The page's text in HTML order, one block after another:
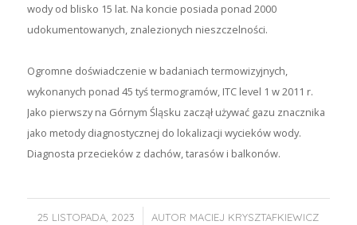
wody od blisko 15 lat. Na koncie posiada ponad 2000
udokumentowanych, znalezionych nieszczelności.
Ogromne doświadczenie w badaniach termowizyjnych,
wykonanych ponad 45 tyś termogramów, ITC level 1 w 2011 r.
Jako pierwszy na Górnym Śląsku zaczął używać gazu znacznika
jako metody diagnostycznej do lokalizacji wycieków wody.
Diagnosta przecieków z dachów, tarasów i balkonów.
25 LISTOPADA, 2023
/ AUTOR MACIEJ KRYSZTAFKIEWICZ